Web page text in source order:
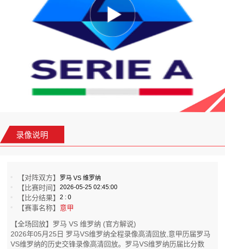
录像说明
【对阵双方】 罗马 VS 维罗纳
【比赛时间】2026-05-25 02:45:00
【比分结果】2 : 0
【赛事名称】 意甲
【全场回放】罗马 VS 维罗纳 (官方解说)
2026年05月25日 罗马VS维罗纳全程录像高清回放,意甲历届罗马
VS维罗纳的历史交锋录像高清回放。罗马VS维罗纳历届比分数